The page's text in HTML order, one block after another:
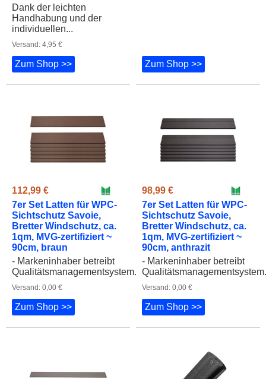
Dank der leichten
Handhabung und der
individuellen...
Versand: 4,95 €
Zum Shop >> Zum Shop >>
112,99 €
7er Set Latten für WPC-
Sichtschutz Savoie,
Bretter Windschutz, ca.
1qm, MVG-zertifiziert ~
90cm, braun
- Markeninhaber betreibt
Qualitätsmanagementsystem...
Versand: 0,00 €
Zum Shop >>
98,99 €
7er Set Latten für WPC-
Sichtschutz Savoie,
Bretter Windschutz, ca.
1qm, MVG-zertifiziert ~
90cm, anthrazit
- Markeninhaber betreibt
Versand: 0,00 €
Zum Shop >>